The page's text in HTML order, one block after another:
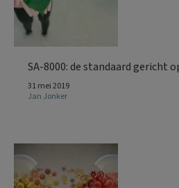
SA-8000: de standaard gericht
31 mei 2019
Jan Jonker